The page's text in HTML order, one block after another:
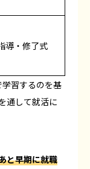
導・修了式
習するのを基
通して就活に
と早期に就職